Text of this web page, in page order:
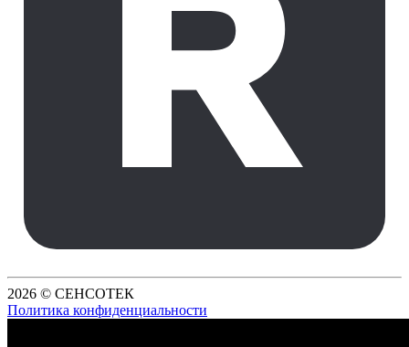
2026 © СЕНСОТЕК
Политика конфиденциальности